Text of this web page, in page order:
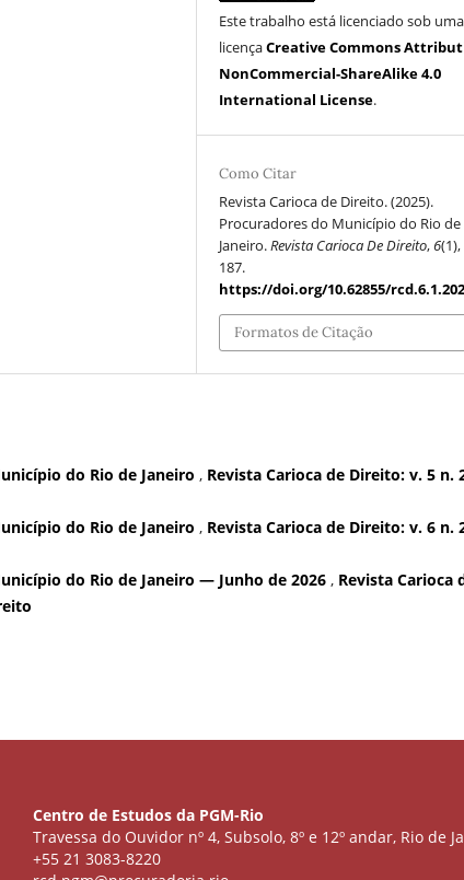
Este trabalho está licenciado sob uma
licençaCreative Commons
NonCommercial-ShareAlike 4.0
International License.
Como Citar
Revista Carioca de Direito. (2025).
Procuradores do Município do Rio de
Janeiro.Revista Carioca De Direito,6
187.
https://doi.org/10.62855/
Formatos de Citação
do Rio de Janeiro , Revista Carioca de Direito: v. 5 n.
do Rio de Janeiro , Revista Carioca de Direito: v. 6 n.
do Rio de Janeiro — Junho de 2026 , Revista Carioca
Centro de Estudos da PGM-Rio
Travessa do Ouvidor nº 4, Subsolo, 8º e 12º andar, Rio de
+55 21 3083-8220